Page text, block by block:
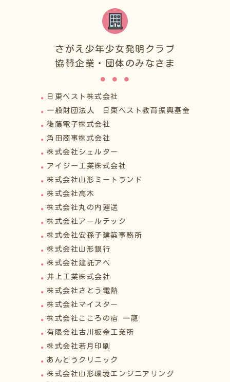
さがえ少年少女発明クラブ
協賛企業・団体のみなさま
日東ベスト株式会社
一般財団法人 日東ベスト教育振興基金
後藤電子株式会社
角田商事株式会社
株式会社シェルター
アイジー工業株式会社
株式会社山形ミートランド
株式会社高木
株式会社丸の内運送
株式会社アールテック
株式会社安孫子建築事務所
株式会社山形銀行
株式会社建託アベ
井上工業株式会社
株式会社さとう電熱
株式会社マイスター
株式会社こころの宿 一龍
有限会社古川板金工業所
株式会社若月印刷
あんどうクリニック
株式会社山形環境エンジニアリング